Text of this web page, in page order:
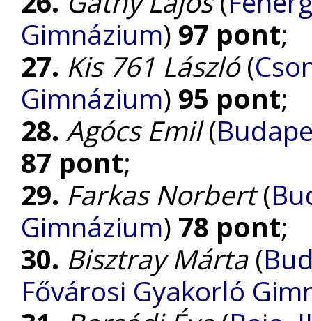
Gimnázium) 97 pont;
27. Kis 761 László(
Gimnázium) 95 pont;
28. Agócs Emil(
87 pont;
29. Farkas Norbert(
Gimnázium) 78 pont;
30. Bisztray Márta(
Fővárosi Gyakorló